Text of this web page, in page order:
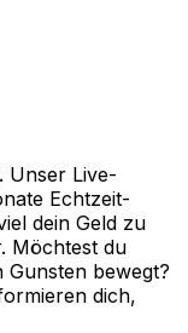
Unser Live-
Echtzeit-
dein Geld zu
Möchtest du
bewegt?
dich,